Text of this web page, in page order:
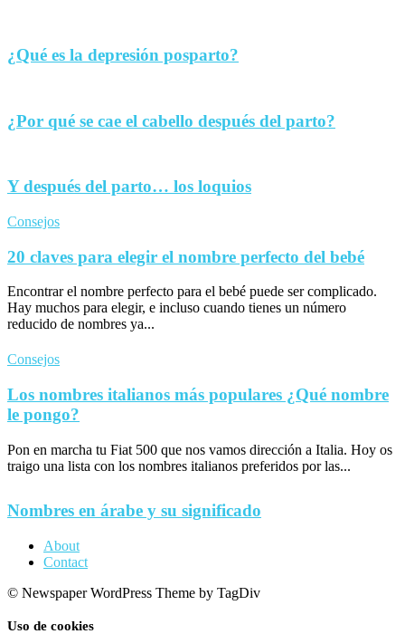
¿Qué es la depresión posparto?
¿Por qué se cae el cabello después del parto?
Y después del parto… los loquios
Consejos
20 claves para elegir el nombre perfecto del bebé
Encontrar el nombre perfecto para el bebé puede ser complicado.
Hay muchos para elegir, e incluso cuando tienes un número
reducido de nombres ya...
Consejos
Los nombres italianos más populares ¿Qué nombre
le pongo?
Pon en marcha tu Fiat 500 que nos vamos dirección a Italia. Hoy os
traigo una lista con los nombres italianos preferidos por las...
Nombres en árabe y su significado
About
Contact
© Newspaper WordPress Theme by TagDiv
Uso de cookies